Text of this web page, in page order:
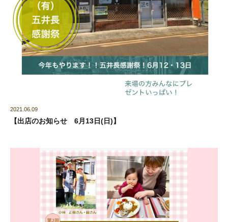
2021.06.09
【出店のお知らせ 6月13日(日)】